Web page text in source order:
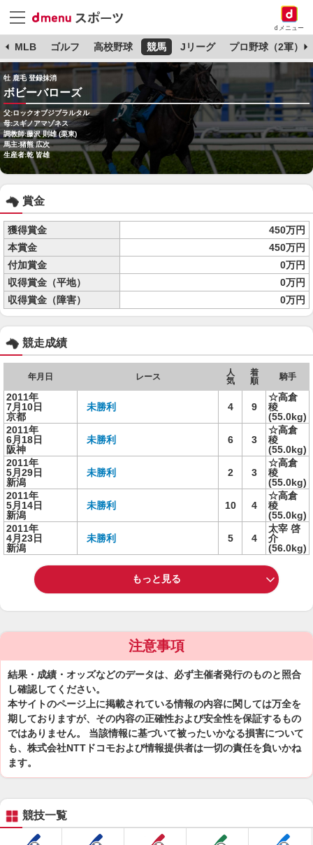
dメニュー
MLB ゴルフ 高校野球 競馬 Jリーグ プロ野球（2軍）
牡 鹿毛 登録抹消
ボビーバローズ
父:ロックオブジブラルタル
母:スギノアマゾネス
調教師:藤沢 則雄 (栗東)
馬主:猪熊 広次
生産者:乾 皆雄
賞金
獲得賞金
450万円
本賞金
450万円
付加賞金
0万円
収得賞金（平地）
0万円
収得賞金（障害）
0万円
競走成績
年月日 レース
人
気
着
順
騎手
2011年
7月10日
京都
未勝利 4 9
☆高倉
稜
(55.0kg)
2011年
6月18日
阪神
未勝利 6 3
☆高倉
稜
(55.0kg)
2011年
5月29日
新潟
未勝利 2 3
☆高倉
稜
(55.0kg)
2011年
5月14日
新潟
未勝利 10 4
☆高倉
稜
(55.0kg)
2011年
4月23日
新潟
未勝利 5 4
太宰 啓
介
(56.0kg)
もっと見る
注意事項
結果・成績・オッズなどのデータは、必ず主催者発行のものと照合
し確認してください。
本サイトのページ上に掲載されている情報の内容に関しては万全を
期しておりますが、その内容の正確性および安全性を保証するもの
ではありません。 当該情報に基づいて被ったいかなる損害について
も、株式会社NTTドコモおよび情報提供者は一切の責任を負いかね
ます。
競技一覧